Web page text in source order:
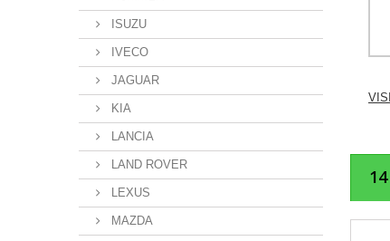
ISUZU
IVECO
JAGUAR
KIA
LANCIA
LAND ROVER
LEXUS
MAZDA